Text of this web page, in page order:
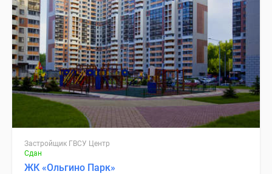
Застройщик ГВСУ Центр
Сдан
ЖК «Ольгино Парк»